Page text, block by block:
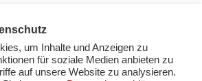
um Inhalte und Anzeigen zu
für soziale Medien anbieten zu
auf unsere Website zu analysieren.